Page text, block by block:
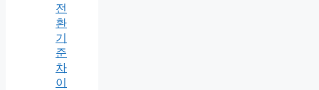
전
환
기
준
차
이